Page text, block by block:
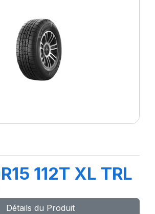
112T XL TRL
Détails du Produit